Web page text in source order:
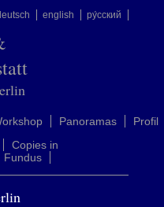
english ру́сский
Panoramas
Profil
Copies in
Fundus